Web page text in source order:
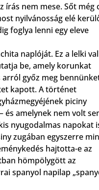
írás nem mese. Sőt még
nyilvánosság elé
foglya lenni egy eleve
naplóját. Ez a lelki
be, amely korunkat
győz meg
kapott. A történet
piciny
amelynek nem volt
nyugodalmas napokat
zugában egyszerre
hajtotta-e az
hömpölygött az
spanyol napilap